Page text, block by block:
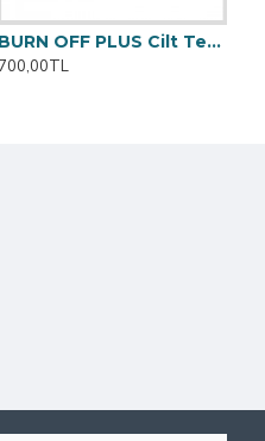
BURN OFF PLUS Cilt Temizleme Solüsyonu 1000 ML
700,00TL